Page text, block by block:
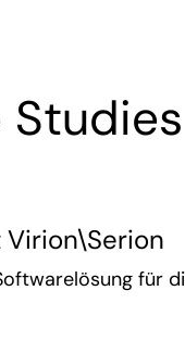
Studies
für